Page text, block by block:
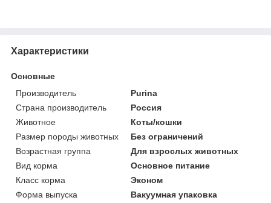
Характеристики
Основные
Производитель
Purina
Страна производитель
Россия
Животное
Коты/кошки
Размер породы животных
Без ограничений
Возрастная группа
Для взрослых животных
Вид корма
Основное питание
Класс корма
Эконом
Форма выпуска
Вакуумная упаковка